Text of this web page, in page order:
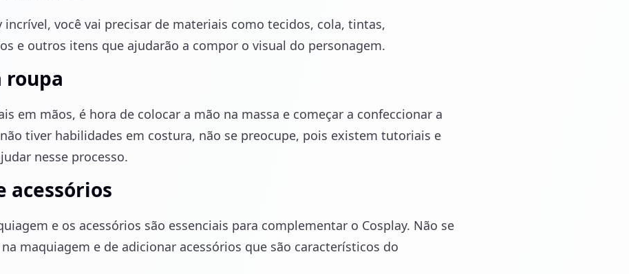
incrível, você vai precisar de materiais como tecidos, cola, tintas,
e outros itens que ajudarão a compor o visual do personagem.
roupa
em mãos, é hora de colocar a mão na massa e começar a confeccionar a
tiver habilidades em costura, não se preocupe, pois existem tutoriais e
nesse processo.
acessórios
e os acessórios são essenciais para complementar o Cosplay. Não se
maquiagem e de adicionar acessórios que são característicos do